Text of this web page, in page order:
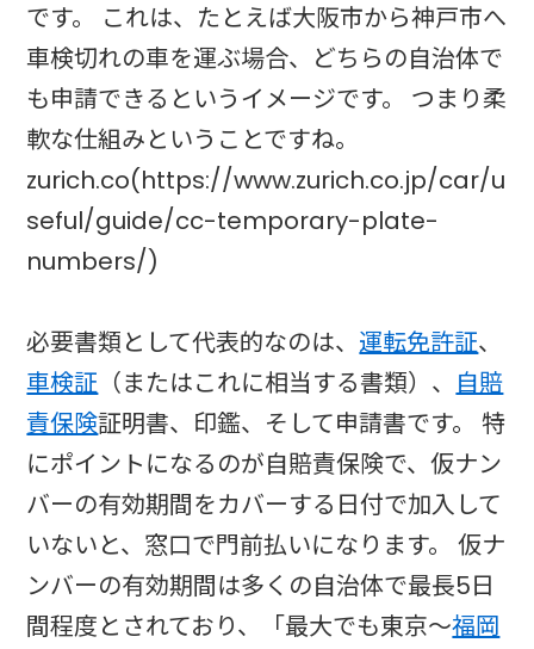
です。 これは、たとえば大阪市から神戸市へ
車検切れの車を運ぶ場合、どちらの自治体で
も申請できるというイメージです。 つまり柔
軟な仕組みということですね。
zurich.co(https://www.zurich.co.jp/car/u
seful/guide/cc-temporary-plate-
numbers/)
必要書類として代表的なのは、 運転免許証、
車検証 （またはこれに相当する書類）、 自賠
責保険証明書、印鑑、そして申請書です。 特
にポイントになるのが自賠責保険で、仮ナン
バーの有効期間をカバーする日付で加入して
いないと、窓口で門前払いになります。 仮ナ
ンバーの有効期間は多くの自治体で最長5日
間程度とされており、「最大でも東京～福岡